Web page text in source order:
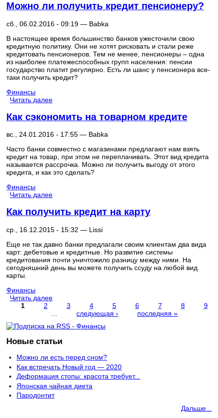
Можно ли получить кредит пенсионеру?
сб., 06.02.2016 - 09:19 — Babka
В настоящее время большинство банков ужесточили свою
кредитную политику. Они не хотят рисковать и стали реже
кредитовать пенсионеров. Тем не менее, пенсионеры – одна
из наиболее платежеспособных групп населения: пенсии
государство платит регулярно. Есть ли шанс у пенсионера все-
таки получить кредит?
Финансы
Читать далее
Как сэкономить на товарном кредите
вс., 24.01.2016 - 17:55 — Babka
Часто банки совместно с магазинами предлагают нам взять
кредит на товар, при этом не переплачивать. Этот вид кредита
называется рассрочка. Можно ли получить выгоду от этого
кредита, и как это сделать?
Финансы
Читать далее
Как получить кредит на карту
ср., 16.12.2015 - 15:32 — Lissi
Еще не так давно банки предлагали своим клиентам два вида
карт: дебетовые и кредитные. Но развитие системы
кредитования почти уничтожило разницу между ними. На
сегодняшний день вы можете получить ссуду на любой вид
карты.
Финансы
Читать далее
Страницы
1 2 3 4 5 6 7 8
9
следующая › последняя »
Новые статьи
Можно ли есть перед сном?
Как встречать Новый год — 2020
Деформация стопы: красота требует...
Японская чайная диета
Пародонтит
Дальше...